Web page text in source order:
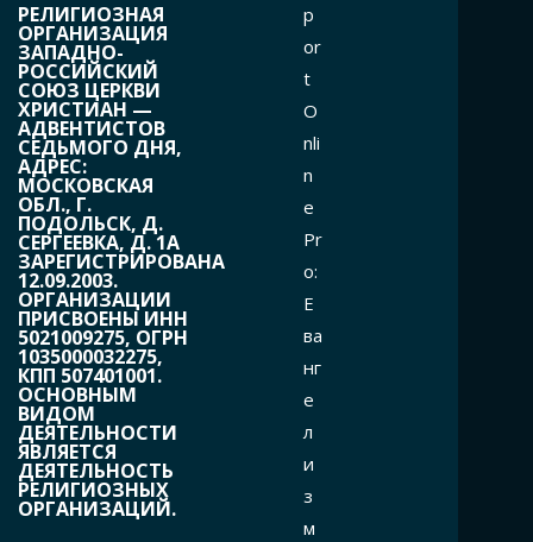
РЕЛИГИОЗНАЯ
ОРГАНИЗАЦИЯ
ЗАПАДНО-
РОССИЙСКИЙ
СОЮЗ ЦЕРКВИ
ХРИСТИАН —
АДВЕНТИСТОВ
СЕДЬМОГО ДНЯ,
АДРЕС:
МОСКОВСКАЯ
ОБЛ., Г.
ПОДОЛЬСК, Д.
СЕРГЕЕВКА, Д. 1А
ЗАРЕГИСТРИРОВАНА
12.09.2003.
ОРГАНИЗАЦИИ
ПРИСВОЕНЫ ИНН
5021009275, ОГРН
1035000032275,
КПП 507401001.
ОСНОВНЫМ
ВИДОМ
ДЕЯТЕЛЬНОСТИ
ЯВЛЯЕТСЯ
ДЕЯТЕЛЬНОСТЬ
РЕЛИГИОЗНЫХ
ОРГАНИЗАЦИЙ.
p
or
t
O
nli
n
e
Pr
o:
Е
ва
нг
е
л
и
з
м